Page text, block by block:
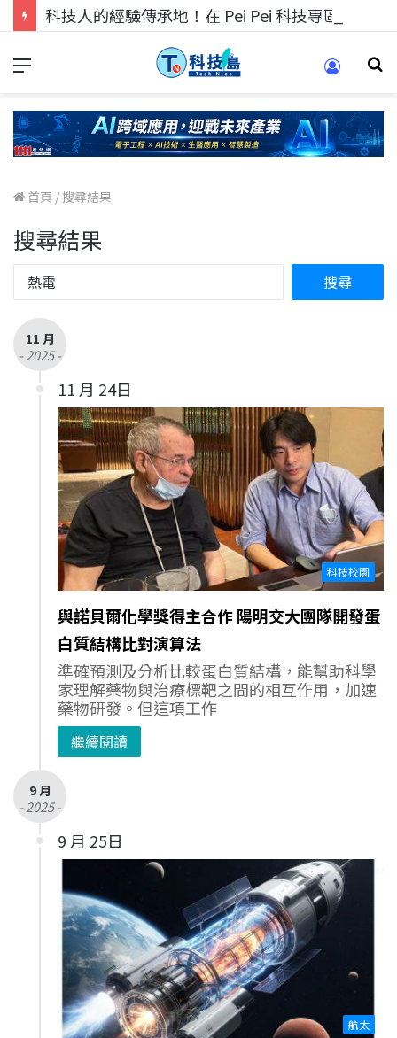
首頁 /搜尋結果
搜尋結果
11 月
- 2025 -
11 月 24日
科技校園
與諾貝爾化學獎得主合作 陽明交大團隊開發蛋
白質結構比對演算法
準確預測及分析比較蛋白質結構，能幫助科學
家理解藥物與治療標靶之間的相互作用，加速
藥物研發。但這項工作
繼續閱讀
9 月
- 2025 -
9 月 25日
航太